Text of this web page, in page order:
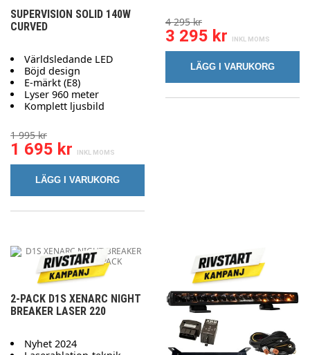
SUPERVISION SOLID 140W
CURVED
Världsledande LED
Böjd design
E-märkt (E8)
Lyser 960 meter
Komplett ljusbild
1 995 kr
1 695 kr
LÄGG I VARUKORG
4 295 kr
3 295 kr
LÄGG I VARUKORG
2-PACK D1S XENARC NIGHT
BREAKER LASER 220
Nyhet 2024